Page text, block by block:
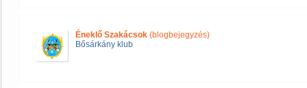
Éneklő Szakácsok (blogbejegyzés)
Bősárkány klub